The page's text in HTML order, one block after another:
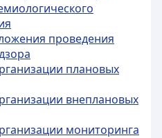
проведения
плановых
внеплановых
мониторинга